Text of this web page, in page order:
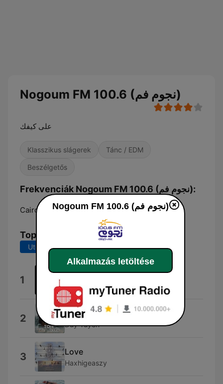
Nogoum FM 100.6 (نجوم فم)
على كيفك
Klasszikus slágerek Tánc / EDM
Beszélgetős
Frekvenciák Nogoum FM 100.6 (نجوم فم):
Cairo: 100.6 FM
Top dalok
Utolsó 7 nap Utolsó 30 nap
1 Alby
Amr Diab
2 Ừ Thì Tôi Ế
Duy Tuyên
3 Love
Haxhigeaszy
Nogoum FM 100.6 (نجوم فم)
Alkalmazás letöltése